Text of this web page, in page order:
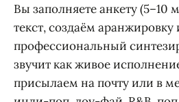
Вы заполняете анкету
текст, создаём
профессиональный
звучит как живое
присылаем на почту или в